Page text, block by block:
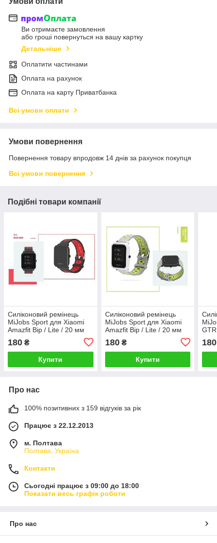
Ви отримаєте замовлення
або гроші повернуться на вашу картку
Детальніше
Оплатити частинами
Оплата на рахунок
Оплата на карту Приватбанка
Всі умови оплати
Умови повернення
Повернення товару впродовж 14 днів за рахунок покупця
Всі умови повернення
Подібні товари компанії
Силіконовий ремінець
MiJobs Sport для Xiaomi
Amazfit Bip / Lite / 20 мм
Чорний / Червоний 1626P
180 ₴
Купити
Силіконовий ремінець
MiJobs Sport для Xiaomi
Amazfit Bip / Lite / 20 мм
180₴
Купити
180
Про нас
100% позитивних з 159 відгуків за рік
Працює з 22.12.2013
м. Полтава
Полтава, Україна
Контакти
Сьогодні працює з 09:00 до 18:00
Показати весь графік роботи
Про нас